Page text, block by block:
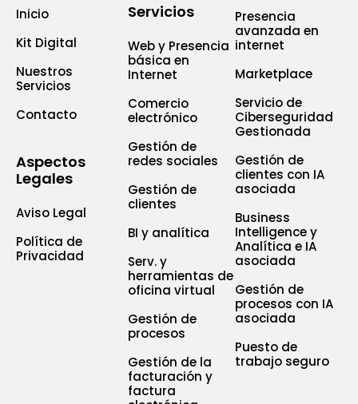
Inicio
Kit Digital
Nuestros
Servicios
Contacto
Aspectos
Legales
Aviso Legal
Política de
Privacidad
Servicios
Web y Presencia
básica en
Internet
Comercio
electrónico
Gestión de
redes sociales
Gestión de
clientes
BI y analítica
Serv. y
herramientas de
oficina virtual
Gestión de
procesos
Gestión de la
facturación y
factura
Presencia
avanzada en
internet
Marketplace
Servicio de
Ciberseguridad
Gestionada
Gestión de
clientes con IA
asociada
Business
Intelligence y
Analítica e IA
asociada
Gestión de
procesos con IA
asociada
Puesto de
trabajo seguro